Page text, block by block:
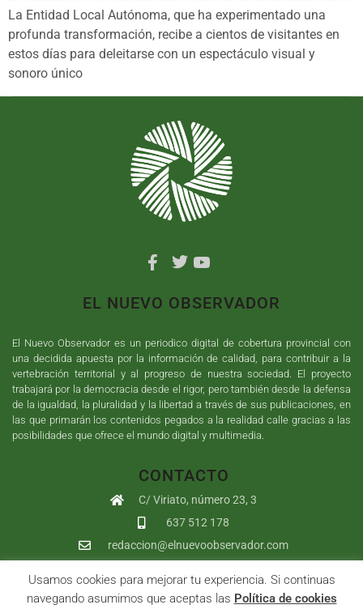
La Entidad Local Autónoma, que ha experimentado una
profunda transformación, recibe a cientos de visitantes en
estos días para deleitarse con un espectáculo visual y
sonoro único
EL NUEVO OBSERVADOR
El Nuevo Observador es un periodico digital de cobertura provincial con
una decidida apuesta por la información de calidad, para contribuir a la
vertebración territorial y al progreso de nuestra sociedad. El proyecto
trabajará por la democracia desde el rigor, pero también desde la defensa
de la igualdad, la pluralidad y la libertad a través de sus publicaciones, en
las que primarán los contenidos pegados a la realidad calle gracias a las
posibilidades que ofrece el mundo digital y multimedia.
CONTACTO
C/ Viriato, número 23, 3
637 512 178
redaccion@elnuevoobservador.com
Copyright ©2026 El Nuevo Observador | Sumurdigital Diseño web
Usamos cookies para mejorar tu experiencia. Si continuas
navegando asumimos que aceptas las Política de cookies